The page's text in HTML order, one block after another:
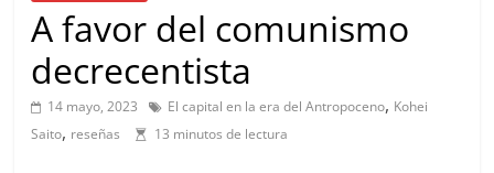
A favor del comunismo
decrecentista
14 mayo, 2023 El capital en la era del Antropoceno, Kohei
Saito, reseñas 13 minutos de lectura